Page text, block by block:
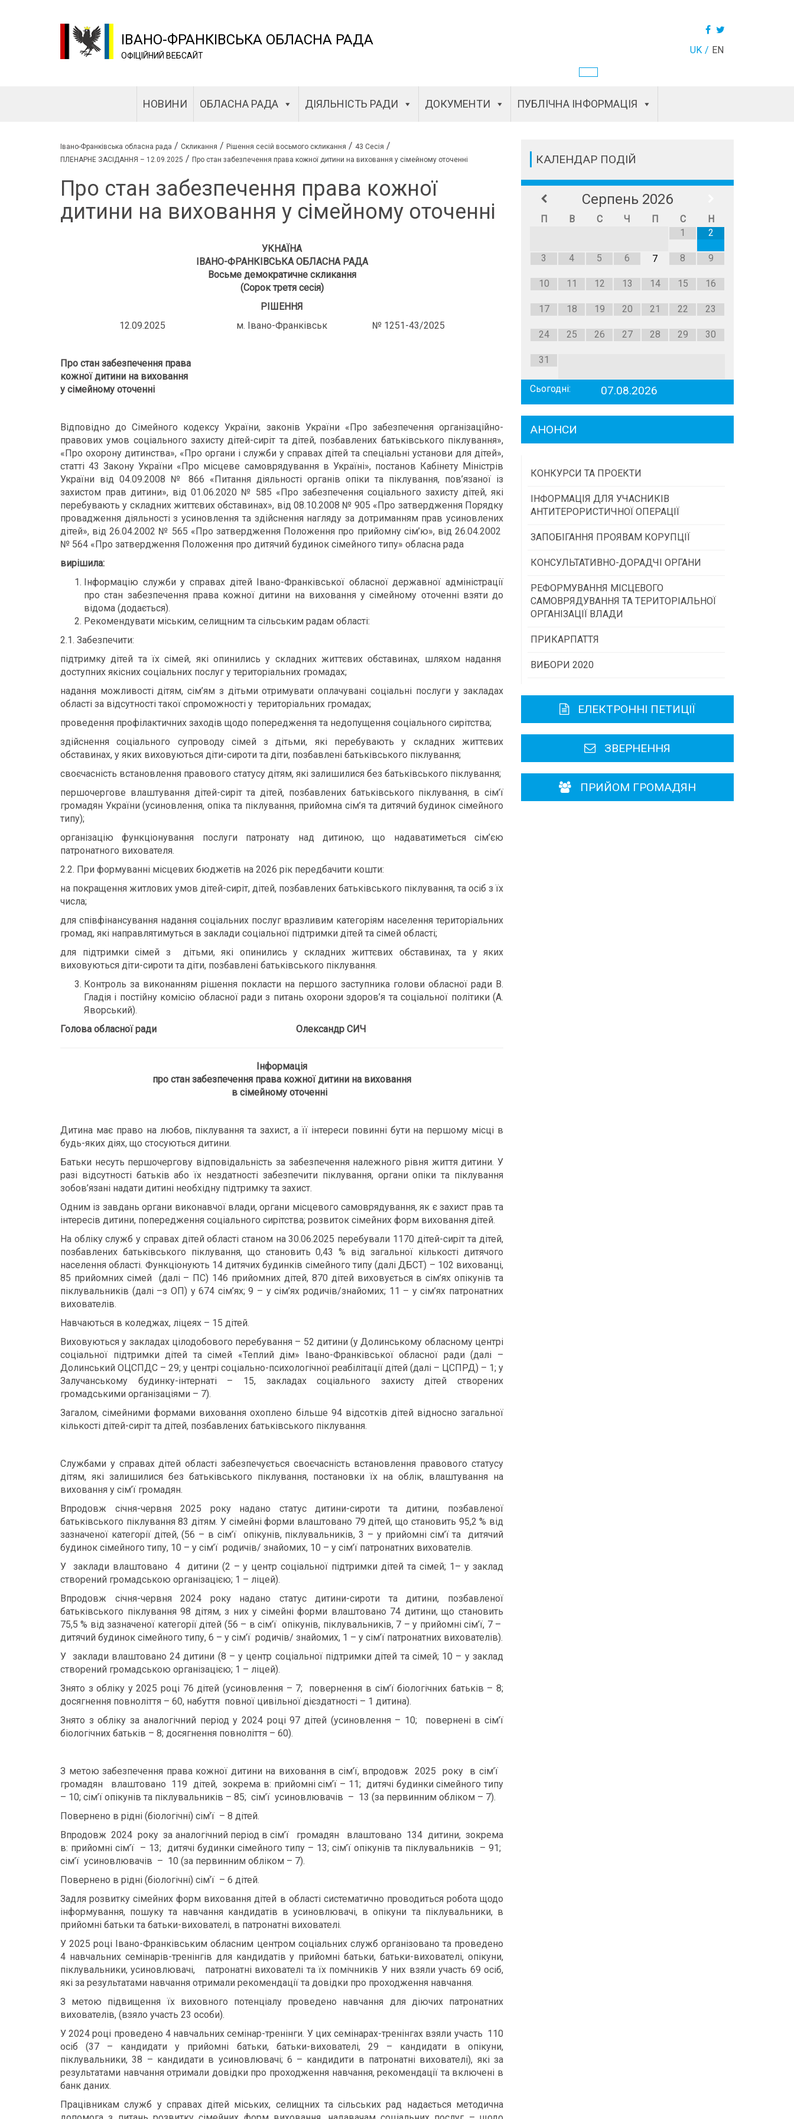
ІВАНО-ФРАНКІВСЬКА ОБЛАСНА РАДА
ОФІЦІЙНИЙ ВЕБСАЙТ UK EN
НОВИНИ ОБЛАСНА РАДА ДІЯЛЬНІСТЬ РАДИ ДОКУМЕНТИ ПУБЛІЧНА ІНФОРМАЦІЯ
Івано-Франківська обласна рада / Скликання / Рішення сесій восьмого скликання / 43 Сесія /
ПЛЕНАРНЕ ЗАСІДАННЯ – 12.09.2025 / Про стан забезпечення права кожної дитини на виховання у сімейному оточенні
Про стан забезпечення права кожної
дитини на виховання у сімейному оточенні
УКHАЇНА
ІВАНО-ФРАНКІВСЬКА ОБЛАСНА РАДА
Восьме демократичне скликання
(Сорок третя сесія)
РІШЕННЯ
12.09.2025 м. Івано-Франківськ № 1251-43/2025
Про стан забезпечення права
кожної дитини на виховання
у сімейному оточенні
Відповідно до Сімейного кодексу України, законів України «Про забезпечення організаційно-
правових умов соціального захисту дітей-сиріт та дітей, позбавлених батьківського піклування»,
«Про охорону дитинства», «Про органи і служби у справах дітей та спеціальні установи для дітей»,
статті 43 Закону України «Про місцеве самоврядування в Україні», постанов Кабінету Міністрів
України від 04.09.2008 № 866 «Питання діяльності органів опіки та піклування, пов’язаної із
захистом прав дитини», від 01.06.2020 № 585 «Про забезпечення соціального захисту дітей, які
перебувають у складних життєвих обставинах», від 08.10.2008 № 905 «Про затвердження Порядку
провадження діяльності з усиновлення та здійснення нагляду за дотриманням прав усиновлених
дітей», від 26.04.2002 № 565 «Про затвердження Положення про прийомну сім’ю», від 26.04.2002
№ 564 «Про затвердження Положення про дитячий будинок сімейного типу» обласна рада
вирішила:
Інформацію служби у справах дітей Івано-Франківської обласної державної адміністрації
про стан забезпечення права кожної дитини на виховання у сімейному оточенні взяти до
відома (додається).
Рекомендувати міським, селищним та сільським радам області:
2.1. Забезпечити:
підтримку дітей та їх сімей, які опинились у складних життєвих обставинах, шляхом надання
доступних якісних соціальних послуг у територіальних громадах;
надання можливості дітям, сім’ям з дітьми отримувати оплачувані соціальні послуги у закладах
області за відсутності такої спроможності у територіальних громадах;
проведення профілактичних заходів щодо попередження та недопущення соціального сирітства;
здійснення соціального супроводу сімей з дітьми, які перебувають у складних життєвих
обставинах, у яких виховуються діти-сироти та діти, позбавлені батьківського піклування;
своєчасність встановлення правового статусу дітям, які залишилися без батьківського піклування;
першочергове влаштування дітей-сиріт та дітей, позбавлених батьківського піклування, в сім’ї
громадян України (усиновлення, опіка та піклування, прийомна сім’я та дитячий будинок сімейного
типу);
організацію функціонування послуги патронату над дитиною, що надаватиметься сім’єю
патронатного вихователя.
2.2. При формуванні місцевих бюджетів на 2026 рік передбачити кошти:
на покращення житлових умов дітей-сиріт, дітей, позбавлених батьківського піклування, та осіб з їх
числа;
для співфінансування надання соціальних послуг вразливим категоріям населення територіальних
громад, які направлятимуться в заклади соціальної підтримки дітей та сімей області;
для підтримки сімей з дітьми, які опинились у складних життєвих обставинах, та у яких
виховуються діти-сироти та діти, позбавлені батьківського піклування.
Контроль за виконанням рішення покласти на першого заступника голови обласної ради В.
Гладія і постійну комісію обласної ради з питань охорони здоров’я та соціальної політики (А.
Яворський).
Голова обласної ради Олександр СИЧ
Інформація
про стан забезпечення права кожної дитини на виховання
в сімейному оточенні
Дитина має право на любов, піклування та захист, а її інтереси повинні бути на першому місці в
будь-яких діях, що стосуються дитини.
Батьки несуть першочергову відповідальність за забезпечення належного рівня життя дитини. У
разі відсутності батьків або їх нездатності забезпечити піклування, органи опіки та піклування
зобов’язані надати дитині необхідну підтримку та захист.
Одним із завдань органи виконавчої влади, органи місцевого самоврядування, як є захист прав та
інтересів дитини, попередження соціального сирітства; розвиток сімейних форм виховання дітей.
На обліку служб у справах дітей області станом на 30.06.2025 перебували 1170 дітей-сиріт та дітей,
позбавлених батьківського піклування, що становить 0,43 % від загальної кількості дитячого
населення області. Функціонують 14 дитячих будинків сімейного типу (далі ДБСТ) – 102 вихованці,
85 прийомних сімей (далі – ПС) 146 прийомних дітей, 870 дітей виховується в сім’ях опікунів та
піклувальників (далі –з ОП) у 674 сім’ях; 9 – у сім’ях родичів/знайомих; 11 – у сім’ях патронатних
вихователів.
Навчаються в коледжах, ліцеях – 15 дітей.
Виховуються у закладах цілодобового перебування – 52 дитини (у Долинському обласному центрі
соціальної підтримки дітей та сімей «Теплий дім» Івано-Франківської обласної ради (далі –
Долинський ОЦСПДС – 29; у центрі соціально-психологічної реабілітації дітей (далі – ЦСПРД) – 1; у
Залучанському будинку-інтернаті – 15, закладах соціального захисту дітей створених
громадськими організаціями – 7).
Загалом, сімейними формами виховання охоплено більше 94 відсотків дітей відносно загальної
кількості дітей-сиріт та дітей, позбавлених батьківського піклування.
Службами у справах дітей області забезпечується своєчасність встановлення правового статусу
дітям, які залишилися без батьківського піклування, постановки їх на облік, влаштування на
виховання у сім’ї громадян.
Впродовж січня-червня 2025 року надано статус дитини-сироти та дитини, позбавленої
батьківського піклування 83 дітям. У сімейні форми влаштовано 79 дітей, що становить 95,2 % від
зазначеної категорії дітей, (56 – в сім’ї опікунів, піклувальників, 3 – у прийомні сім’ї та дитячий
будинок сімейного типу, 10 – у сім’ї родичів/ знайомих, 10 – у сім’ї патронатних вихователів.
У заклади влаштовано 4 дитини (2 – у центр соціальної підтримки дітей та сімей; 1– у заклад
створений громадською організацією; 1 – ліцей).
Впродовж січня-червня 2024 року надано статус дитини-сироти та дитини, позбавленої
батьківського піклування 98 дітям, з них у сімейні форми влаштовано 74 дитини, що становить
75,5 % від зазначеної категорії дітей (56 – в сім’ї опікунів, піклувальників, 7 – у прийомні сім’ї, 7 –
дитячий будинок сімейного типу, 6 – у сім’ї родичів/ знайомих, 1 – у сім’ї патронатних вихователів).
У заклади влаштовано 24 дитини (8 – у центр соціальної підтримки дітей та сімей; 10 – у заклад
створений громадською організацією; 1 – ліцей).
Знято з обліку у 2025 році 76 дітей (усиновлення – 7; повернення в сім’ї біологічних батьків – 8;
досягнення повноліття – 60, набуття повної цивільної дієздатності – 1 дитина).
Знято з обліку за аналогічний період у 2024 році 97 дітей (усиновлення – 10; повернені в сім’ї
біологічних батьків – 8; досягнення повноліття – 60).
З метою забезпечення права кожної дитини на виховання в сім’ї, впродовж 2025 року в сім’ї
громадян влаштовано 119 дітей, зокрема в: прийомні сім’ї – 11; дитячі будинки сімейного типу
– 10; сім’ї опікунів та піклувальників – 85; сім’ї усиновлювачів – 13 (за первинним обліком – 7).
Повернено в рідні (біологічні) сімֺ’ї – 8 дітей.
Впродовж 2024 року за аналогічний період в сім’ї громадян влаштовано 134 дитини, зокрема
в: прийомні сім’ї – 13; дитячі будинки сімейного типу – 13; сім’ї опікунів та піклувальників – 91;
сім’ї усиновлювачів – 10 (за первинним обліком – 7).
Повернено в рідні (біологічні) сімֺ’ї – 6 дітей.
Задля розвитку сімейних форм виховання дітей в області систематично проводиться робота щодо
інформування, пошуку та навчання кандидатів в усиновлювачі, в опікуни та піклувальники, в
прийомні батьки та батьки-вихователі, в патронатні вихователі.
У 2025 році Івано-Франківським обласним центром соціальних служб організовано та проведено
4 навчальних семінарів-тренінгів для кандидатів у прийомні батьки, батьки-вихователі, опікуни,
піклувальники, усиновлювачі, патронатні вихователі та їх помічників У них взяли участь 69 осіб,
які за результатами навчання отримали рекомендації та довідки про проходження навчання.
З метою підвищення їх виховного потенціалу проведено навчання для діючих патронатних
вихователів, (взяло участь 23 особи).
У 2024 році проведено 4 навчальних семінар-тренінги. У цих семінарах-тренінгах взяли участь 110
осіб (37 – кандидати у прийомні батьки, батьки-вихователі, 29 – кандидати в опікуни,
піклувальники, 38 – кандидати в усиновлювачі; 6 – кандидити в патронатні вихователі), які за
результатами навчання отримали довідки про проходження навчання, рекомендації та включені в
банк даних.
Працівникам служб у справах дітей міських, селищних та сільських рад надається методична
КАЛЕНДАР ПОДІЙ
Серпень 2026
П В С Ч П С
Н
1
2
3 4 5 6 7 8 9
10 11 12 13 14 15 16
17 18 19 20 21 22 23
24 25 26 27 28 29 30
31
Сьогодні: 07.08.2026
АНОНСИ
КОНКУРСИ ТА ПРОЕКТИ
Конкурс проектів та програм місцевого
самоврядування
суспільства
Програми/конкурси МТД
ІНФОРМАЦІЯ ДЛЯ УЧАСНИКІВ
АНТИТЕРОРИСТИЧНОЇ ОПЕРАЦІЇ
ЗАПОБІГАННЯ ПРОЯВАМ КОРУПЦІЇ
КОНСУЛЬТАТИВНО-ДОРАДЧІ ОРГАНИ
Консультативна рада
РЕФОРМУВАННЯ МІСЦЕВОГО
САМОВРЯДУВАННЯ ТА ТЕРИТОРІАЛЬНОЇ
ОРГАНІЗАЦІЇ ВЛАДИ
ПРИКАРПАТТЯ
Історична довідка
Карта області
Районні, міські ради
ВИБОРИ 2020
ЕЛЕКТРОННІ ПЕТИЦІЇ
ЗВЕРНЕННЯ
ПРИЙОМ ГРОМАДЯН